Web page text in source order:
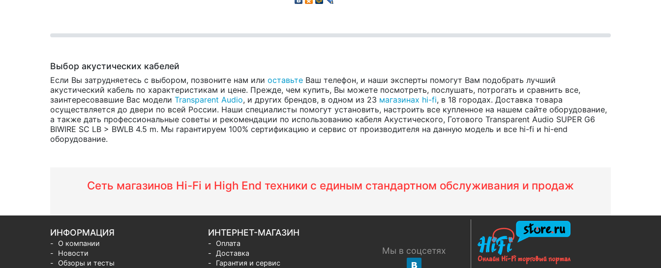
Выбор акустических кабелей
Если Вы затрудняетесь с выбором, позвоните нам или оставьте Ваш телефон, и наши эксперты помогут Вам подобрать лучший
акустический кабель по характеристикам и цене. Прежде, чем купить, Вы можете посмотреть, послушать, потрогать и сравнить все,
заинтересовавшие Вас модели Transparent Audio, и других брендов, в одном из 23 магазинах hi-fi, в 18 городах. Доставка товара
осуществляется до двери по всей России. Наши специалисты помогут установить, настроить все купленное на нашем сайте оборудование,
а также дать профессиональные советы и рекомендации по использованию кабеля Акустического, Готового Transparent Audio SUPER G6
BIWIRE SC LB > BWLB 4.5 m. Мы гарантируем 100% сертификацию и сервис от производителя на данную модель и все hi-fi и hi-end
оборудование.
Сеть магазинов Hi-Fi и High End техники с единым стандартном обслуживания и продаж
ИНФОРМАЦИЯ
О компании
Новости
Обзоры и тесты
ИНТЕРНЕТ-МАГАЗИН
Оплата
Доставка
Гарантия и сервис
Мы в соцсетях